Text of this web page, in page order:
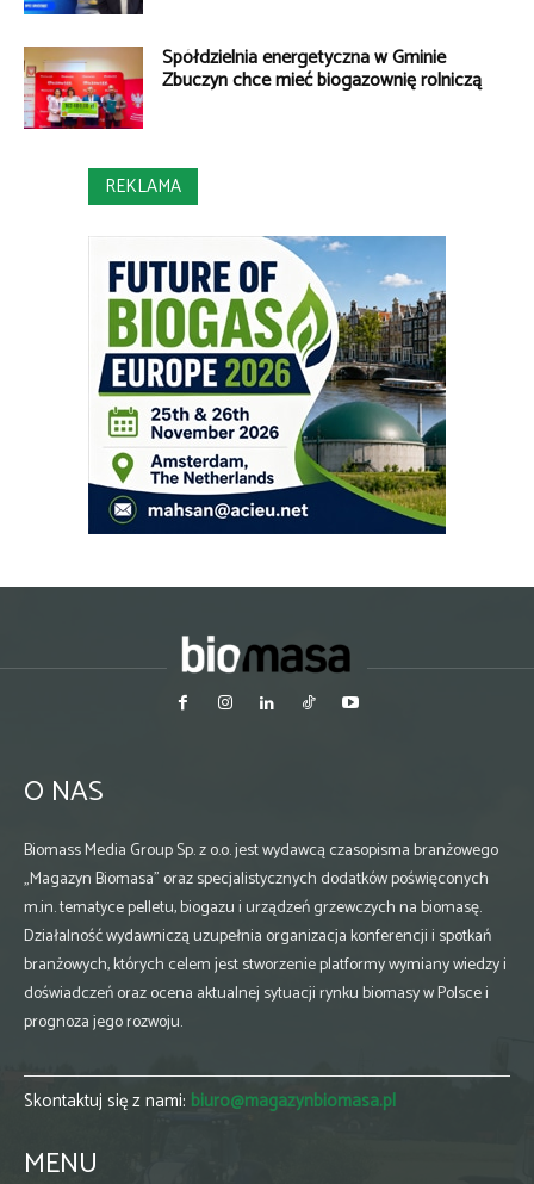
Spółdzielnia energetyczna w Gminie
Zbuczyn chce mieć biogazownię rolniczą
REKLAMA
O NAS
Biomass Media Group Sp. z o.o. jest wydawcą czasopisma branżowego
„Magazyn Biomasa” oraz specjalistycznych dodatków poświęconych
m.in. tematyce pelletu, biogazu i urządzeń grzewczych na biomasę.
Działalność wydawniczą uzupełnia organizacja konferencji i spotkań
branżowych, których celem jest stworzenie platformy wymiany wiedzy i
doświadczeń oraz ocena aktualnej sytuacji rynku biomasy w Polsce i
prognoza jego rozwoju.
Skontaktuj się z nami: biuro@magazynbiomasa.pl
MENU